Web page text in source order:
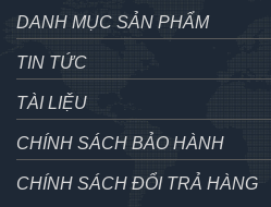
DANH MỤC SẢN PHẨM
TIN TỨC
TÀI LIỆU
CHÍNH SÁCH BẢO HÀNH
CHÍNH SÁCH ĐỔI TRẢ HÀNG